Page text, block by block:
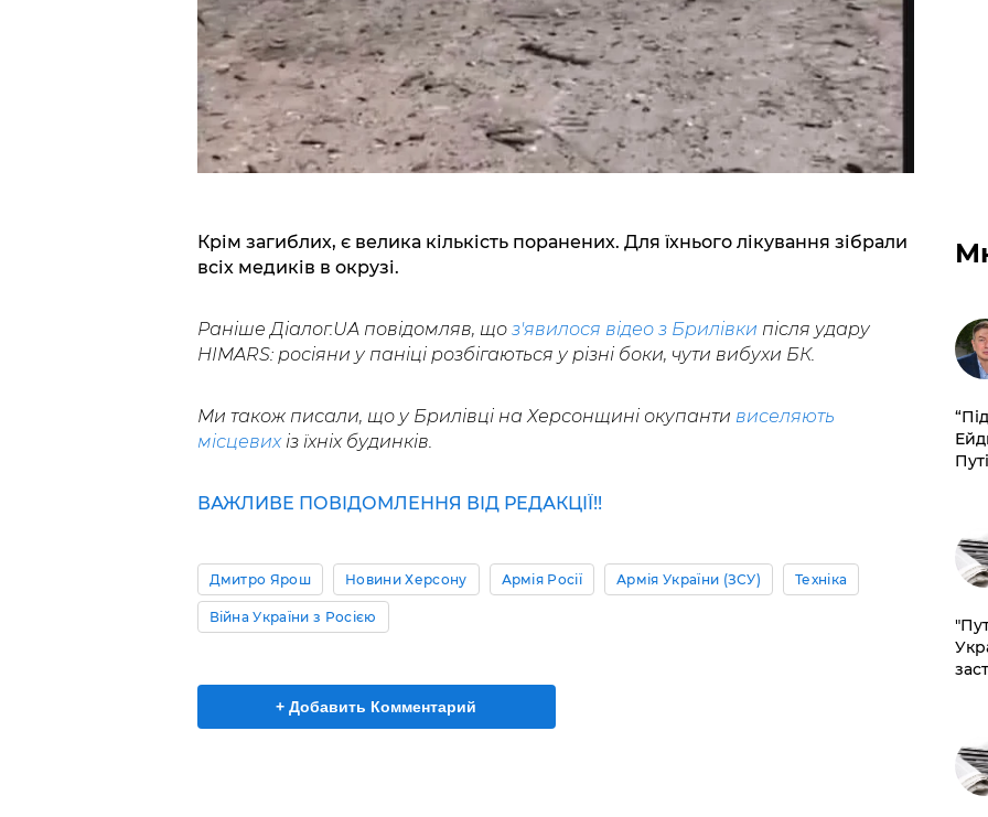
Крім загиблих, є велика кількість поранених. Для їхнього лікування зібрали
всіх медиків в окрузі.
Раніше Діалог.UA повідомляв, що з'явилося відео з Брилівки після удару
HIMARS: росіяни у паніці розбігаються у різні боки, чути вибухи БК.
Ми також писали, що у Брилівці на Херсонщині окупанти виселяють
місцевих із їхніх будинків.
ВАЖЛИВЕ ПОВІДОМЛЕННЯ ВІД РЕДАКЦІЇ!!
Дмитро Ярош Новини Херсону Армія Росії Армія України (ЗСУ) Техніка
Війна України з Росією
+ Добавить Комментарий